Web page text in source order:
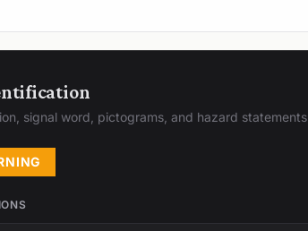
signal word, pictograms, and hazard statements